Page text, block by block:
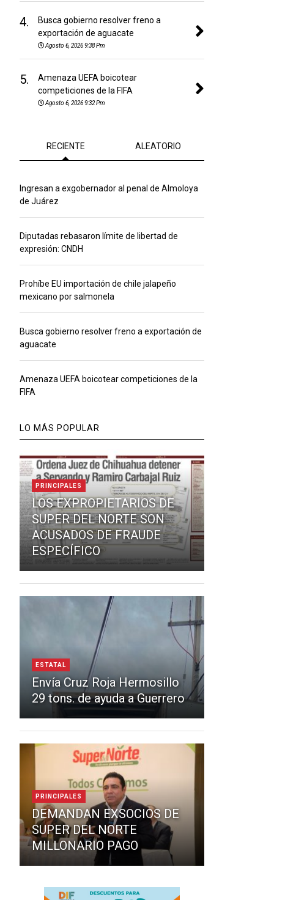
4.
Busca gobierno resolver freno a
exportación de aguacate
Agosto 6, 2026 9:38 Pm
5.
Amenaza UEFA boicotear
competiciones de la FIFA
Agosto 6, 2026 9:32 Pm
RECIENTE ALEATORIO
Ingresan a exgobernador al penal de Almoloya
de Juárez
Diputadas rebasaron límite de libertad de
expresión: CNDH
Prohíbe EU importación de chile jalapeño
mexicano por salmonela
Busca gobierno resolver freno a exportación de
aguacate
Amenaza UEFA boicotear competiciones de la
FIFA
LO MÁS POPULAR
PRINCIPALES
LOS EXPROPIETARIOS DE
SUPER DEL NORTE SON
ACUSADOS DE FRAUDE
ESPECÍFICO
ESTATAL
Envía Cruz Roja Hermosillo
29 tons. de ayuda a Guerrero
PRINCIPALES
DEMANDAN EXSOCIOS DE
SUPER DEL NORTE
MILLONARIO PAGO